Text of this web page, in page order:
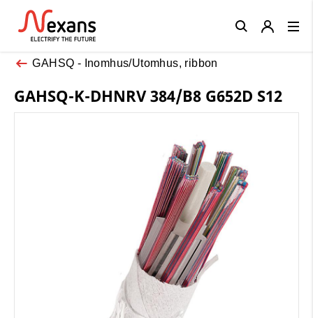
GAHSQ - Inomhus/Utomhus, ribbon
GAHSQ-K-DHNRV 384/B8 G652D S12
Close